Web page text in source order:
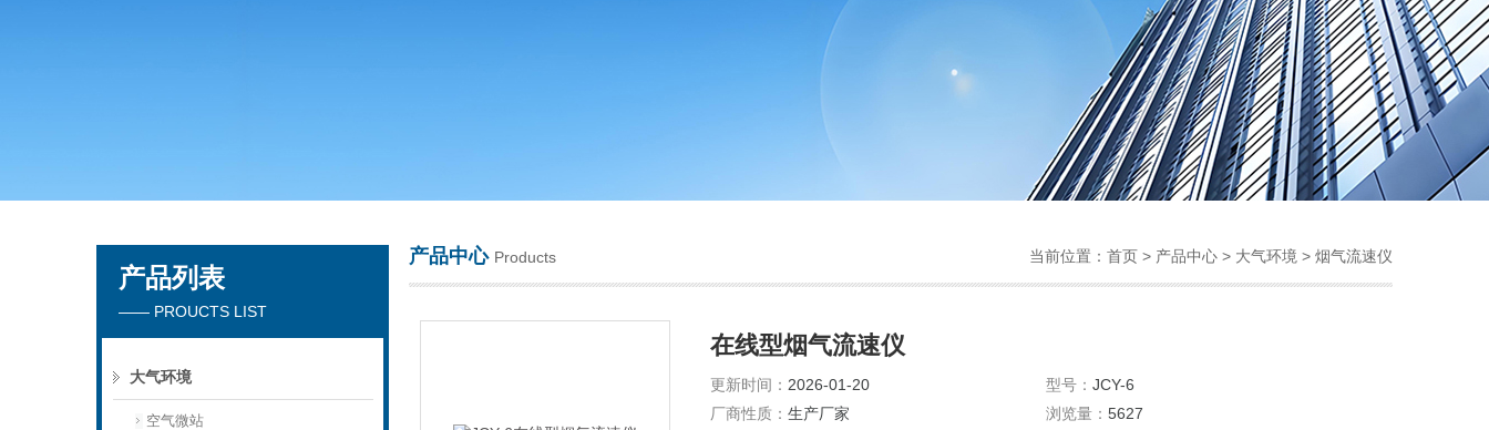
产品列表
—— PROUCTS LIST
大气环境
空气微站
产品中心 Products 当前位置： 首页 > 产品中心 > 大气环境 > 烟气流速仪
在线型烟气流速仪
更新时间： 2026-01-20 型号： JCY-6
厂商性质： 生产厂家 浏览量： 5627